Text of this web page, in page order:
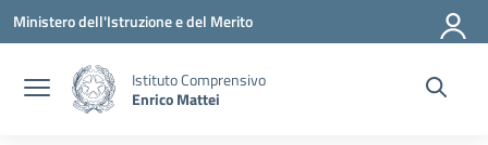
Vai ai contenuti
Vai al menu di navigazione
Vai al footer
Ministero dell'Istruzione e del Merito
Istituto Comprensivo
Enrico Mattei